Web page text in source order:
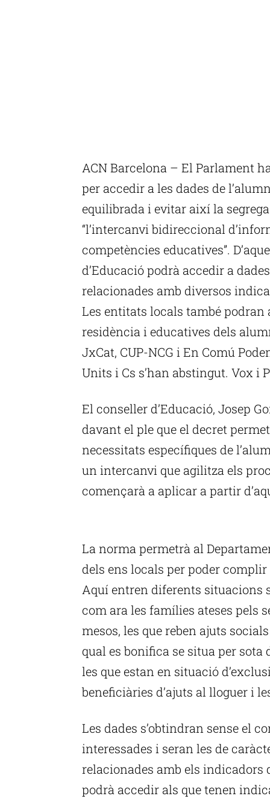
ACN Barcelona – El Parlament
per accedir a les dades de
equilibrada i evitar així la
“l’intercanvi bidireccional
competències educatives”.
d’Educació podrà accedir a
relacionades amb diversos
Les entitats locals també podran
residència i educatives dels
JxCat, CUP-NCG i En Comú
Units i Cs s’han abstingut. Vox i
El conseller d’Educació, Josep
davant el ple que el decret
necessitats específiques de
un intercanvi que agilitza els
començarà a aplicar a partir
La norma permetrà al
dels ens locals per poder
Aquí entren diferents situacions
com ara les famílies ateses pels
mesos, les que reben ajuts
qual es bonifica se situa per sota
les que estan en situació
beneficiàries d’ajuts al lloguer i
Les dades s’obtindran sense el
interessades i seran les de
relacionades amb els indicadors
podrà accedir als que tenen